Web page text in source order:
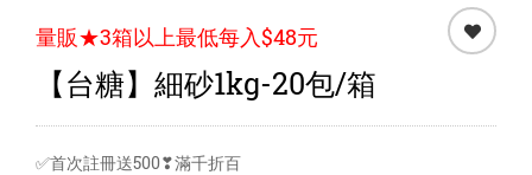
量販★3箱以上最低每入$48元
【台糖】細砂1kg-20包/箱
✅首次註冊送500❣滿千折百